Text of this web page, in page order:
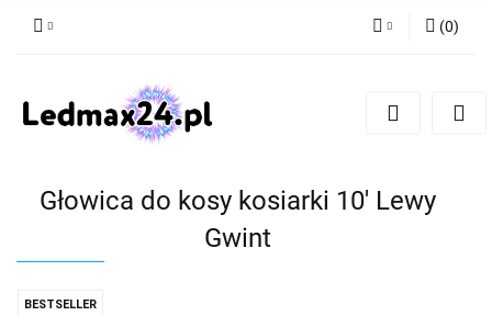
Zarejestruj się
(0)
Głowica do kosy kosiarki 10' Lewy
Gwint
BESTSELLER